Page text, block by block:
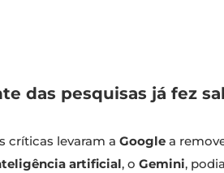
das pesquisas já fez
críticas levaram a Google a
artificial, o Gemini,